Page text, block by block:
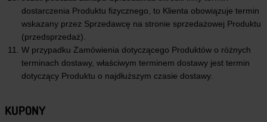
dostarczenia Produktu fizycznego, to Klienta obowiązuje termin
wskazany przez Sprzedawcę na stronie sprzedażowej Produktu
(przedsprzedaż).
W przypadku Zamówienia dotyczącego Produktów o różnych
terminach dostawy, właściwym terminem dostawy jest termin
dotyczący Produktu o najdłuższym czasie dostawy.
KUPONY